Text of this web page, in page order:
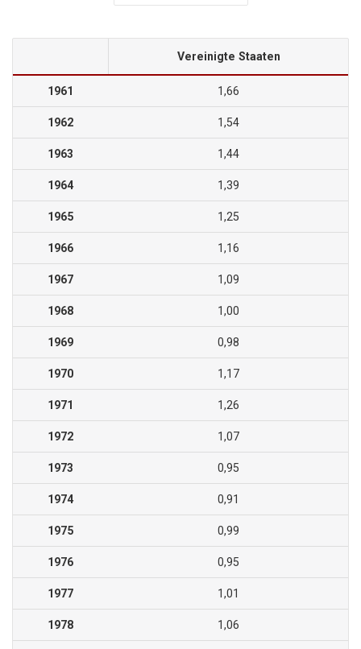
Vereinigte Staaten
1961 1,66
1962 1,54
1963 1,44
1964 1,39
1965 1,25
1966 1,16
1967 1,09
1968 1,00
1969 0,98
1970 1,17
1971 1,26
1972 1,07
1973 0,95
1974 0,91
1975 0,99
1976 0,95
1977 1,01
1978 1,06